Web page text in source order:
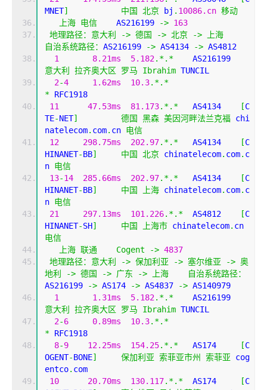
MNET] 中国 北京 bj . 10086.cn 移动
上海 电信
    AS216199
-> 163
地理路径：意大利
-> 德国 -> 北京 ->
上海
自治系统路径： AS216199 -> AS4134 -> AS4812
1
8.21ms 5.182.*.*
意大利
拉齐奥大区 罗马 Ibrahim TUNCIL
2-4 1.62ms 10.3.*.*
* RFC1918
11
47.53ms 81.173.*.*
   AS4134
[C
TE-NET] 德国 黑森 美因河畔法兰克福 chi
natelecom. com. cn 电信
12
298.75ms 202.97.*.*
   AS4134
[C
HINANET-BB] 中国 北京 chinatelecom. com. c
n 电信
13-14 285.66ms 202.97.*.*
   AS4134
[C
HINANET-BB] 中国 上海 chinatelecom. com. c
n 电信
21
297.13ms 101.226.*.*
  AS4812
[C
HINANET-SH] 中国 上海市 chinatelecom.
电信
上海 联通 Cogent -> 4837
地理路径：意大利
-> 保加利亚 -> 塞尔维亚 -> 奥
地利
-> 德国 -> 广东 -> 上海
自治系统路径：
AS216199
-> AS174 -> AS4837 -> AS140979
1
1.31ms 5.182.*.*
意大利
拉齐奥大区 罗马 Ibrahim TUNCIL
2-6 0.89ms 10.3.*.*
* RFC1918
8-9 12.25ms 154.25.*.*
   AS174
[C
OGENT-BONE] 保加利亚 索菲亚市州 索菲亚 cog
entco. com
10
20.70ms 130.117.*.*
  AS174
[C